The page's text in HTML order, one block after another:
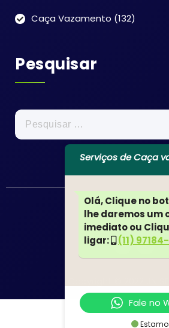
Caça Vazamento (132)
Pesquisar
Pesquisar
por:
Serviços de Caça
Olá, Clique no
lhe daremos um
imediato ou
ligar:
(11)
Fale no